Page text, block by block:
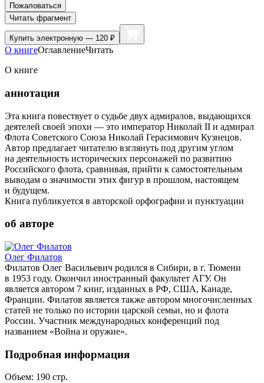
Пожаловаться
Читать фрагмент
Купить электронную — 120 ₽
О книгеОглавлениеЧитать
О книге
аннотация
Эта книга повествует о судьбе двух адмиралов, выдающихся
деятелей своей эпохи — это император Николай II и адмирал
Флота Советского Союза Николай Герасимович Кузнецов.
Автор предлагает читателю взглянуть под другим углом
на деятельность исторических персонажей по развитию
Российского флота, сравнивая, прийти к самостоятельным
выводам о значимости этих фигур в прошлом, настоящем
и будущем.
Книга публикуется в авторской орфографии и пунктуации
об авторе
Олег Филатов
Филатов Олег Васильевич родился в Сибири, в г. Тюмени
в 1953 году. Окончил иностранный факультет АГУ. Он
является автором 7 книг, изданных в РФ, США, Канаде,
Франции. Филатов является также автором многочисленных
статей не только по истории царской семьи, но и флота
России. Участник международных конференций под
названием «Война и оружие».
Подробная информация
Объем: 190 стр.